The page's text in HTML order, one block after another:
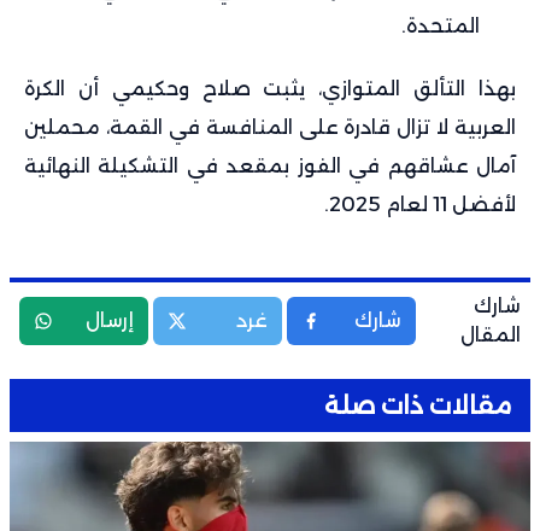
المتحدة.
بهذا التألق المتوازي، يثبت صلاح وحكيمي أن الكرة
العربية لا تزال قادرة على المنافسة في القمة، محملين
آمال عشاقهم في الفوز بمقعد في التشكيلة النهائية
لأفضل 11 لعام 2025.
شارك
المقال
شارك غرد إرسال
مقالات ذات صلة